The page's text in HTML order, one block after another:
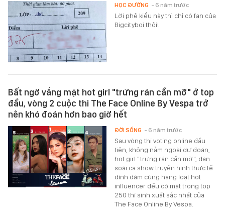
Lời phê kiểu này thì chỉ có fan của
Bigcityboi thôi!
HỌC ĐƯỜNG - 6 năm trước
Bất ngờ vắng mặt hot girl "trứng rán cần mỡ" ở top
đầu, vòng 2 cuộc thi The Face Online By Vespa trở
nên khó đoán hơn bao giờ hết
Sau vòng thi voting online đầu
tiên, không nằm ngoài dự đoán,
hot girl "trứng rán cần mỡ", dàn
soái ca show truyền hình thực tế
đình đám cùng hàng loạt hot
influencer đều có mặt trong top
250 thí sinh xuất sắc nhất của
The Face Online By Vespa.
ĐỜI SỐNG - 6 năm trước